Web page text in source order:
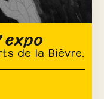
de la Bièvre.